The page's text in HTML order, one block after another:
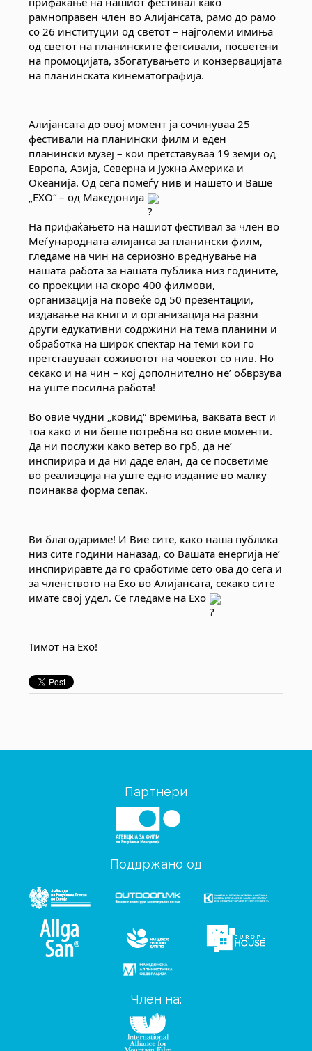
рамноправен член во Алијансата, рамо до рамо
со 26 институции од светот – најголеми имиња
од светот на планинските фетсивали, посветени
на промоцијата, збогатувањето и конзервацијата
на планинската кинематографија.
Алијансата до овој момент ја сочинуваа 25
фестивали на планински филм и еден
планински музеј – кои претставуваа 19 земји од
Европа, Азија, Северна и Јужна Америка и
Океанија. Од сега помеѓу нив и нашето и Ваше
„ЕХО“ – од Македонија
На прифаќањето на нашиот фестивал за член во
Меѓународната алијанса за планински филм,
гледаме на чин на сериозно вреднување на
нашата работа за нашата публика низ годините,
со проекции на скоро 400 филмови,
организација на повеќе од 50 презентации,
издавање на книги и организација на разни
други едукативни содржини на тема планини и
обработка на широк спектар на теми кои го
претставуваат соживотот на човекот со нив. Но
секако и на чин – кој дополнително не’ обврзува
на уште посилна работа!
Во овие чудни „ковид“ времиња, ваквата вест и
тоа како и ни беше потребна во овие моменти.
Да ни послужи како ветер во грб, да не’
инспирира и да ни даде елан, да се посветиме
во реализција на уште едно издание во малку
поинаква форма сепак.
Ви благодариме! И Вие сите, како наша публика
низ сите години наназад, со Вашата енергија не’
инспириравте да го сработиме сето ова до сега и
за членството на Ехо во Алијансата, секако сите
имате свој удел. Се гледаме на Ехо
Тимот на Ехо!
Партнери
Поддржано од
Член на: